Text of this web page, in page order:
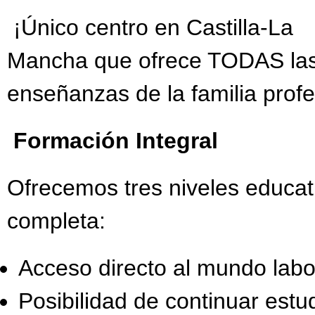
¡Único centro en Castilla-La
Mancha que ofrece TODAS
enseñanzas de la familia
Formación Integral
Ofrecemos tres niveles
completa:
Acceso directo al mundo
Posibilidad de continuar